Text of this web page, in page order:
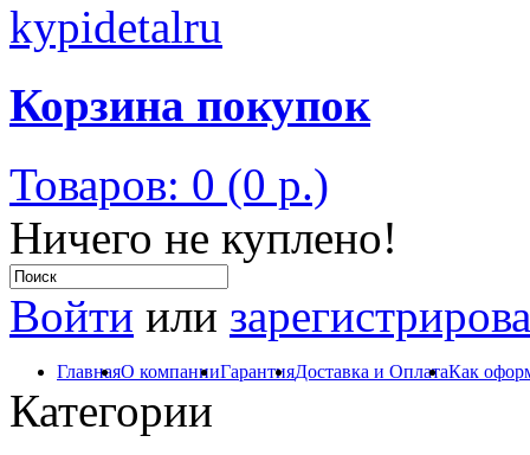
kypidetalru
Корзина покупок
Товаров: 0 (0 р.)
Ничего не куплено!
Войти или
ГлавнаяО компанииГарантияДоставка и ОплатаКак
Категории